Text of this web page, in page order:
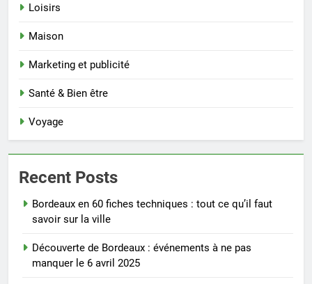
Loisirs
Maison
Marketing et publicité
Santé & Bien être
Voyage
Recent Posts
Bordeaux en 60 fiches techniques : tout ce qu’il faut
savoir sur la ville
Découverte de Bordeaux : événements à ne pas
manquer le 6 avril 2025